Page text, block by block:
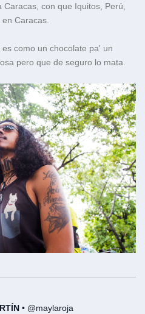
con que Iquitos, Perú,
Caracas.
como un chocolate pa' un
pero que de seguro lo mata.
• @maylaroja